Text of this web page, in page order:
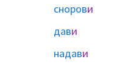
снорови
дави
надави